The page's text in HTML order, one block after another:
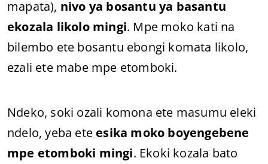
mapata), nivo ya bosantu ya basantu
ekozala likolo mingi. Mpe moko kati na
bilembo ete bosantu ebongi komata likolo,
ezali ete mabe mpe etomboki.
Ndeko, soki ozali komona ete masumu eleki
ndelo, yeba ete esika moko boyengebene
mpe etomboki mingi. Ekoki kozala bato